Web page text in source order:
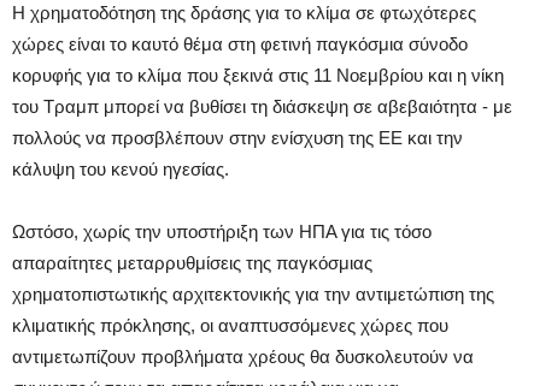
Η χρηματοδότηση της δράσης για το κλίμα σε φτωχότερες
χώρες είναι το καυτό θέμα στη φετινή παγκόσμια σύνοδο
κορυφής για το κλίμα που ξεκινά στις 11 Νοεμβρίου και η νίκη
του Τραμπ μπορεί να βυθίσει τη διάσκεψη σε αβεβαιότητα - με
πολλούς να προσβλέπουν στην ενίσχυση της ΕΕ και την
κάλυψη του κενού ηγεσίας.
Ωστόσο, χωρίς την υποστήριξη των ΗΠΑ για τις τόσο
απαραίτητες μεταρρυθμίσεις της παγκόσμιας
χρηματοπιστωτικής αρχιτεκτονικής για την αντιμετώπιση της
κλιματικής πρόκλησης, οι αναπτυσσόμενες χώρες που
αντιμετωπίζουν προβλήματα χρέους θα δυσκολευτούν να